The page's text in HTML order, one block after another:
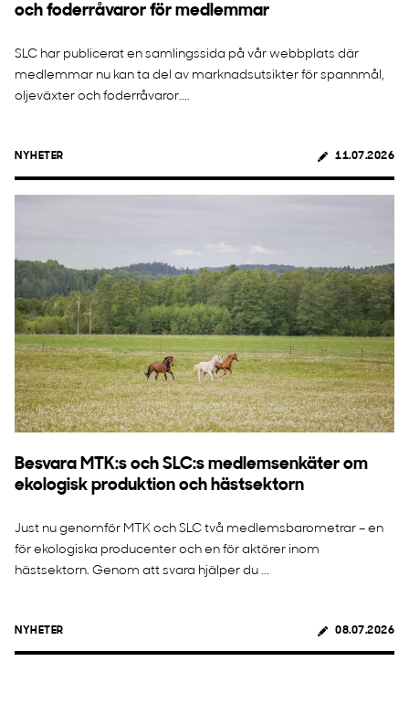
och foderråvaror för medlemmar
SLC har publicerat en samlingssida på vår webbplats där
medlemmar nu kan ta del av marknadsutsikter för spannmål,
oljeväxter och foderråvaror....
NYHETER 11.07.2026
Besvara MTK:s och SLC:s medlemsenkäter om
ekologisk produktion och hästsektorn
Just nu genomför MTK och SLC två medlemsbarometrar – en
för ekologiska producenter och en för aktörer inom
hästsektorn. Genom att svara hjälper du ...
NYHETER 08.07.2026